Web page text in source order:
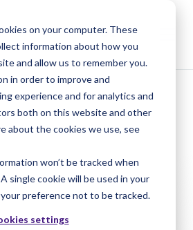
on your computer. These
information about how you
and allow us to remember you.
in order to improve and
experience and for analytics and
both on this website and other
about the cookies we use, see
won’t be tracked when
single cookie will be used in your
preference not to be tracked.
settings